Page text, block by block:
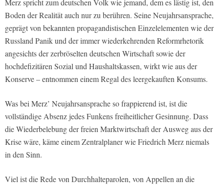
Merz spricht zum deutschen Volk wie jemand, dem es lästig ist, den
Boden der Realität auch nur zu berühren. Seine Neujahrsansprache,
geprägt von bekannten propagandistischen Einzelelementen wie der
Russland Panik und der immer wiederkehrenden Reformrhetorik
angesichts der zerbröselten deutschen Wirtschaft sowie der
hochdefizitären Sozial und Haushaltskassen, wirkt wie aus der
Konserve – entnommen einem Regal des leergekauften Konsums.
Was bei Merz’ Neujahrsansprache so frappierend ist, ist die
vollständige Absenz jedes Funkens freiheitlicher Gesinnung. Dass
die Wiederbelebung der freien Marktwirtschaft der Ausweg aus der
Krise wäre, käme einem Zentralplaner wie Friedrich Merz niemals
in den Sinn.
Viel ist die Rede von Durchhalteparolen, von Appellen an die